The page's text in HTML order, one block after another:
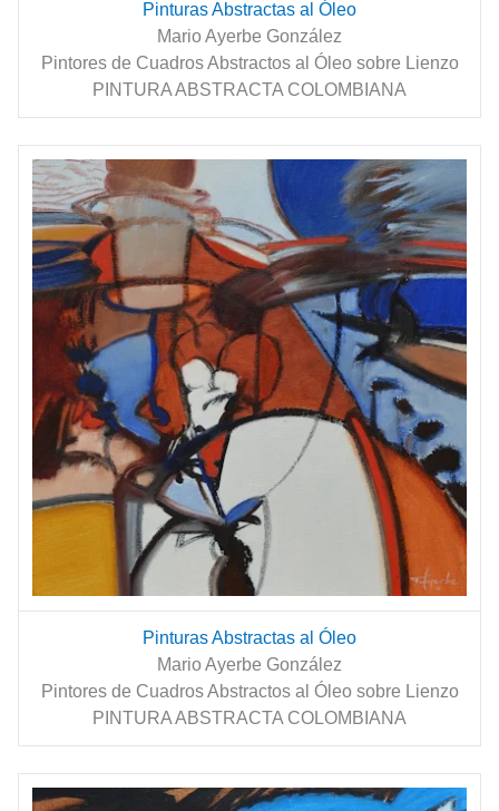
Pinturas Abstractas al Óleo
Mario Ayerbe González
Pintores de Cuadros Abstractos al Óleo sobre Lienzo
PINTURA ABSTRACTA COLOMBIANA
Pinturas Abstractas al Óleo
Mario Ayerbe González
Pintores de Cuadros Abstractos al Óleo sobre Lienzo
PINTURA ABSTRACTA COLOMBIANA